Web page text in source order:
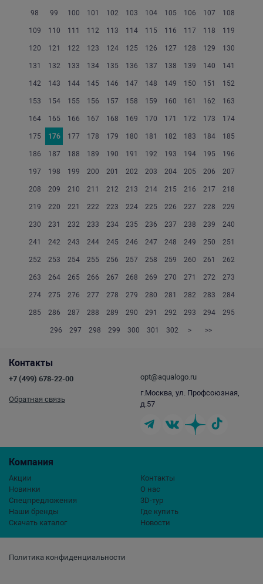
98 99 100 101 102 103 104 105 106 107 108
109 110 111 112 113 114 115 116 117 118 119
120 121 122 123 124 125 126 127 128 129 130
131 132 133 134 135 136 137 138 139 140 141
142 143 144 145 146 147 148 149 150 151 152
153 154 155 156 157 158 159 160 161 162 163
164 165 166 167 168 169 170 171 172 173 174
175 176 177 178 179 180 181 182 183 184 185
186 187 188 189 190 191 192 193 194 195 196
197 198 199 200 201 202 203 204 205 206 207
208 209 210 211 212 213 214 215 216 217 218
219 220 221 222 223 224 225 226 227 228 229
230 231 232 233 234 235 236 237 238 239 240
241 242 243 244 245 246 247 248 249 250 251
252 253 254 255 256 257 258 259 260 261 262
263 264 265 266 267 268 269 270 271 272 273
274 275 276 277 278 279 280 281 282 283 284
285 286 287 288 289 290 291 292 293 294 295
296 297 298 299 300 301 302 > >>
Политика конфиденциальности
Компания
Акции
Новинки
Спецпредложения
Наши бренды
Скачать каталог
Контакты
О нас
3D-тур
Где купить
Новости
Контакты
+7 (499) 678-22-00
Обратная связь
opt@aqualogo.ru
г.Москва, ул. Профсоюзная,
д.57